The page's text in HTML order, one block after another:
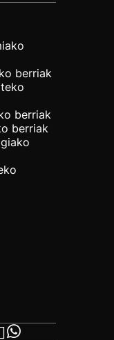
berriak
berriak
berriak